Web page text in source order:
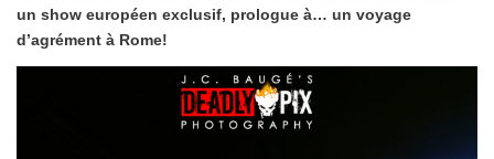
un show européen exclusif, prologue à… un voyage
d’agrément à Rome!